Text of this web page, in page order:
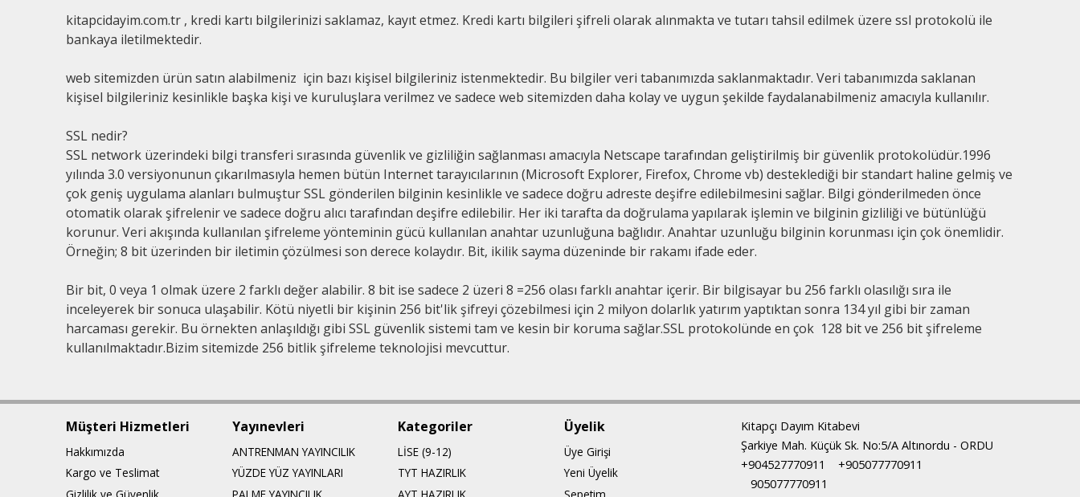
kitapcidayim.com.tr , kredi kartı bilgilerinizi saklamaz, kayıt etmez. Kredi kartı bilgileri şifreli olarak alınmakta ve tutarı tahsil edilmek üzere ssl protokolü ile
bankaya iletilmektedir.
web sitemizden ürün satın alabilmeniz için bazı kişisel bilgileriniz istenmektedir. Bu bilgiler veri tabanımızda saklanmaktadır. Veri tabanımızda saklanan
kişisel bilgileriniz kesinlikle başka kişi ve kuruluşlara verilmez ve sadece web sitemizden daha kolay ve uygun şekilde faydalanabilmeniz amacıyla kullanılır.
SSL nedir?
SSL network üzerindeki bilgi transferi sırasında güvenlik ve gizliliğin sağlanması amacıyla Netscape tarafından geliştirilmiş bir güvenlik protokolüdür.1996
yılında 3.0 versiyonunun çıkarılmasıyla hemen bütün Internet tarayıcılarının (Microsoft Explorer, Firefox, Chrome vb) desteklediği bir standart haline gelmiş ve
çok geniş uygulama alanları bulmuştur SSL gönderilen bilginin kesinlikle ve sadece doğru adreste deşifre edilebilmesini sağlar. Bilgi gönderilmeden önce
otomatik olarak şifrelenir ve sadece doğru alıcı tarafından deşifre edilebilir. Her iki tarafta da doğrulama yapılarak işlemin ve bilginin gizliliği ve bütünlüğü
korunur. Veri akışında kullanılan şifreleme yönteminin gücü kullanılan anahtar uzunluğuna bağlıdır. Anahtar uzunluğu bilginin korunması için çok önemlidir.
Örneğin; 8 bit üzerinden bir iletimin çözülmesi son derece kolaydır. Bit, ikilik sayma düzeninde bir rakamı ifade eder.
Bir bit, 0 veya 1 olmak üzere 2 farklı değer alabilir. 8 bit ise sadece 2 üzeri 8 =256 olası farklı anahtar içerir. Bir bilgisayar bu 256 farklı olasılığı sıra ile
inceleyerek bir sonuca ulaşabilir. Kötü niyetli bir kişinin 256 bit'lik şifreyi çözebilmesi için 2 milyon dolarlık yatırım yaptıktan sonra 134 yıl gibi bir zaman
harcaması gerekir. Bu örnekten anlaşıldığı gibi SSL güvenlik sistemi tam ve kesin bir koruma sağlar.SSL protokolünde en çok 128 bit ve 256 bit şifreleme
kullanılmaktadır.Bizim sitemizde 256 bitlik şifreleme teknolojisi mevcuttur.
Müşteri Hizmetleri
Hakkımızda
Kargo ve Teslimat
Yayınevleri
ANTRENMAN YAYINCILIK
YÜZDE YÜZ YAYINLARI
Kategoriler
LİSE (9-12)
TYT HAZIRLIK
Üyelik
Üye Girişi
Yeni Üyelik
Kitapçı Dayım Kitabevi
Şarkiye Mah. Küçük Sk. No:5/A Altınordu - ORDU
+904527770911
+905077770911
905077770911